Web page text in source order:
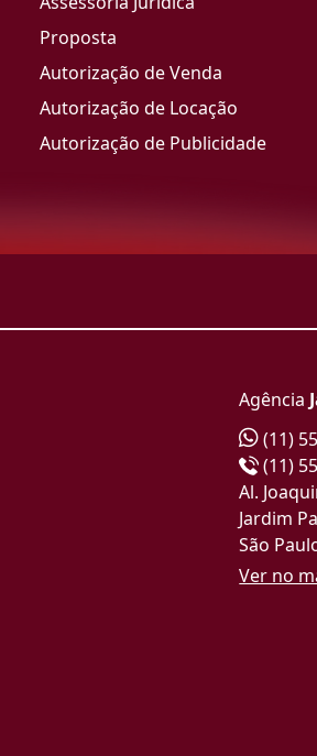
Proposta
Autorização de Venda
Autorização de Locação
Autorização de Publicidade
Agência
(11)
(11)
Al.
Jardim
São
Ver no